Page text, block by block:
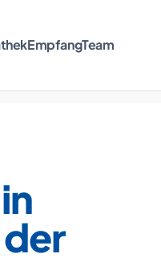
EmpfangTeam